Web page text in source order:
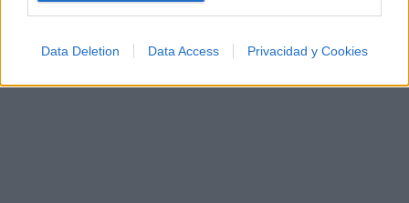
Data Deletion Data Access Privacidad y Cookies